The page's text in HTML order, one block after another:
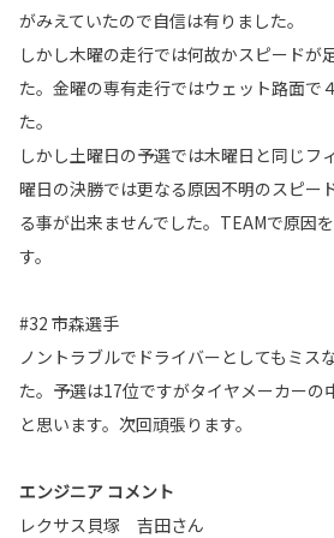
がみえていたので自信は有りました。
しかし木曜の走行では何故かスピードが
た。金曜の専有走行ではウェット路面で
た。
しかし土曜日の予選では木曜日と同じフ
曜日の決勝では更なる原因不明のスピー
る事が出来ませんでした。TEAMで原因
す。
#32 市森選手
ノントラブルでドライバーとしてもミス
た。予選は17位ですがタイヤメーカーの
と思います。次回頑張ります。
エンジニア コメント
レクサス貝塚 吉田さん